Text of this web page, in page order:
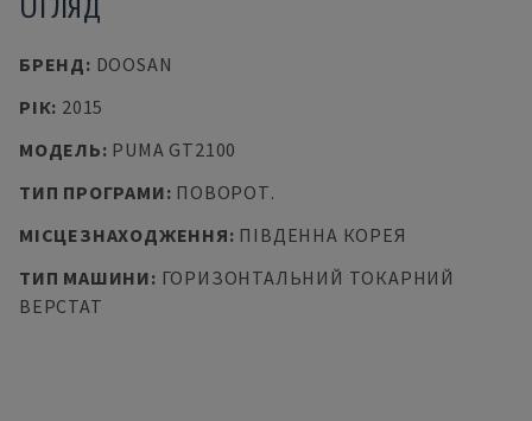
БРЕНД: DOOSAN
РІК: 2015
МОДЕЛЬ: PUMA GT2100
ТИП ПРОГРАМИ: ПОВОРОТ.
МІСЦЕЗНАХОДЖЕННЯ: ПІВДЕННА КОРЕЯ
ТИП МАШИНИ: ГОРИЗОНТАЛЬНИЙ ТОКАРНИЙ
ВЕРСТАТ